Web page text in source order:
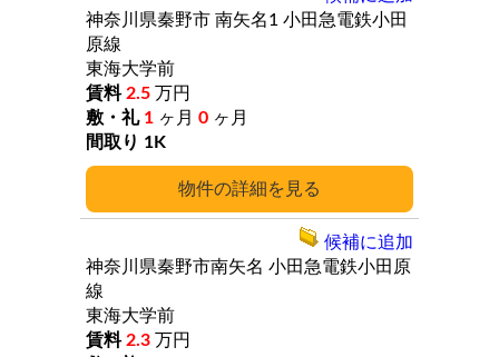
詳細
神奈川県秦野市 南矢名1 小田急電鉄小田
原線
東海大学前
2.5 万円
1 ヶ月 0 ヶ月
1K
神奈川県秦野市南矢名 小田急電鉄小田原
線
東海大学前
2.3 万円
候補に追加